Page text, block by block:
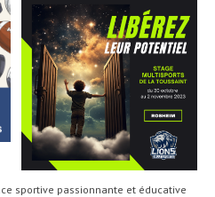
sportive passionnante et éducative